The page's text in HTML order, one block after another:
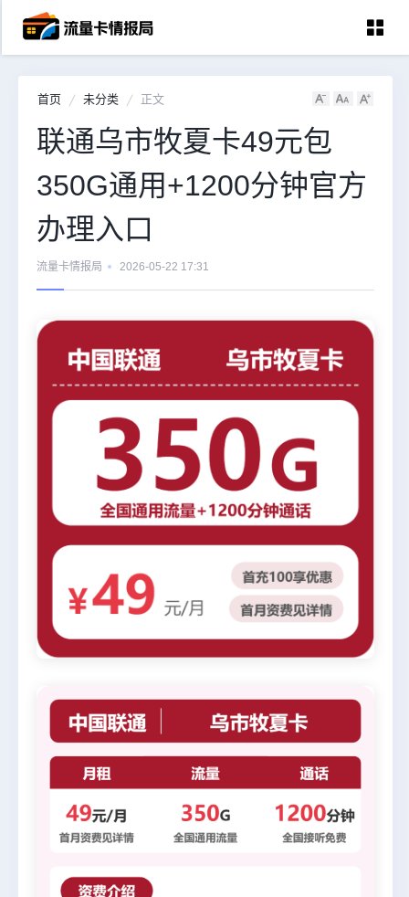
中国移动
中国电信
全国宽带
首页 未分类 正文
联通乌市牧夏卡49元包
350G通用+1200分钟官方
办理入口
流量卡情报局 2026-05-22 17:31